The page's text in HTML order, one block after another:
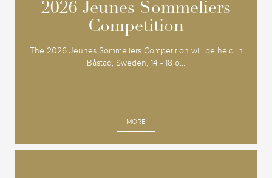
2026 Jeunes Sommeliers
Competition
The 2026 Jeunes Sommeliers Competition will be held in
Båstad, Sweden, 14 - 18 o...
MORE
2026 Jeunes Sommeliers
Competition